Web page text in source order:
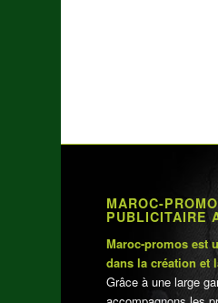
MAROC-
PUBLICITAIRE
Maroc-promos est
dans la création et
Grâce à une large